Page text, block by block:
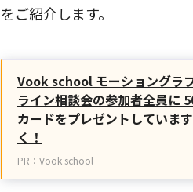
をご紹介します。
Vook school モーショングラ
ライン相談会の参加者全員に
カードをプレゼントしていま
く！
PR：Vook school